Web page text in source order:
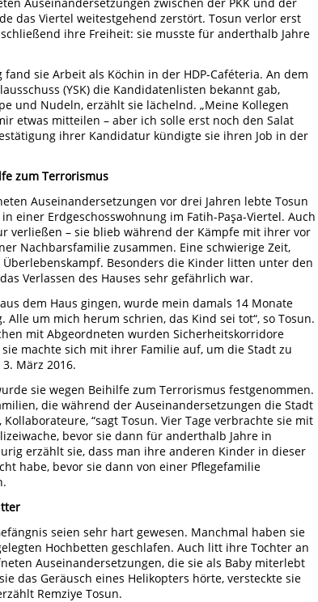
das Viertel weitestgehend zerstört. Tosun verlor erst
ihre Freiheit: sie musste für anderthalb Jahre
sie Arbeit als Köchin in der HDP-Caféteria. An dem
(YSK) die Kandidatenlisten bekannt gab,
und Nudeln, erzählt sie lächelnd. „Meine Kollegen
etwas mitteilen – aber ich solle erst noch den Salat
ihrer Kandidatur kündigte sie ihren Job in der
zum Terrorismus
Auseinandersetzungen vor drei Jahren lebte Tosun
einer Erdgeschosswohnung im Fatih-Paşa-Viertel. Auch
verließen – sie blieb während der Kämpfe mit ihrer vor
Nachbarsfamilie zusammen. Eine schwierige Zeit,
Besonders die Kinder litten unter den
Verlassen des Hauses sehr gefährlich war.
dem Haus gingen, wurde mein damals 14 Monate
Alle um mich herum schrien, das Kind sei tot“, so Tosun.
mit Abgeordneten wurden Sicherheitskorridore
machte sich mit ihrer Familie auf, um die Stadt zu
März 2016.
sie wegen Beihilfe zum Terrorismus festgenommen.
die während der Auseinandersetzungen die Stadt
“sagt Tosun. Vier Tage verbrachte sie mit
bevor sie dann für anderthalb Jahre in
erzählt sie, dass man ihre anderen Kinder in dieser
habe, bevor sie dann von einer Pflegefamilie
seien sehr hart gewesen. Manchmal haben sie
Hochbetten geschlafen. Auch litt ihre Tochter an
Auseinandersetzungen, die sie als Baby miterlebt
das Geräusch eines Helikopters hörte, versteckte sie
Remziye Tosun.